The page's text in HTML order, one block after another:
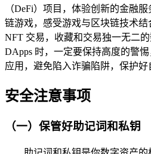
（DeFi）项目，体验创新的金融
链游戏，感受游戏与区块链技术
NFT 交易，收藏和交易独一无二
DApps 时，一定要保持高度的警
应用，避免陷入诈骗陷阱，保护好
安全注意事项
（一）保管好助记词和私钥